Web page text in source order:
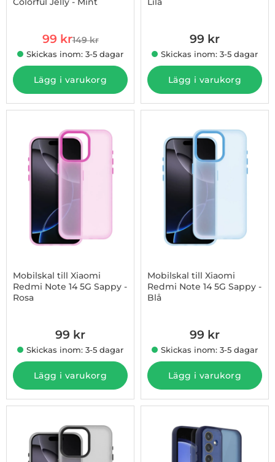
rea pris
99 krtidigare pris
149 kr
Skickas inom: 3-5 dagar
Lägg i varukorg
99 kr
Skickas inom: 3-5 dagar
Lägg i varukorg
Mobilskal till Xiaomi
Redmi Note 14 5G Sappy -
Rosa
99 kr
Skickas inom: 3-5 dagar
Lägg i varukorg
Mobilskal till Xiaomi
Redmi Note 14 5G Sappy -
Blå
99 kr
Skickas inom: 3-5 dagar
Lägg i varukorg